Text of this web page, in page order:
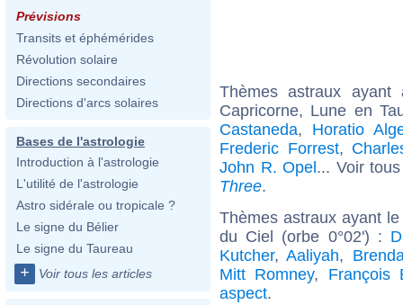
Prévisions
Transits et éphémérides
Révolution solaire
Directions secondaires
Directions d'arcs solaires
Bases de l'astrologie
Introduction à l'astrologie
L'utilité de l'astrologie
Astro sidérale ou tropicale ?
Le signe du Bélier
Le signe du Taureau
+ Voir tous les articles
Thèmes astraux
Capricorne, Lune en
Castaneda, Horatio
Frederic Forrest,
John R. Opel... Voir
Three.
Thèmes astraux ayant
du Ciel (orbe 0°02') :
Kutcher,Aaliyah,
Mitt Romney, François
aspect.